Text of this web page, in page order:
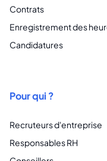
Contrats
Enregistrement des
Candidatures
Pour qui ?
Recruteurs d'entreprise
Responsables RH